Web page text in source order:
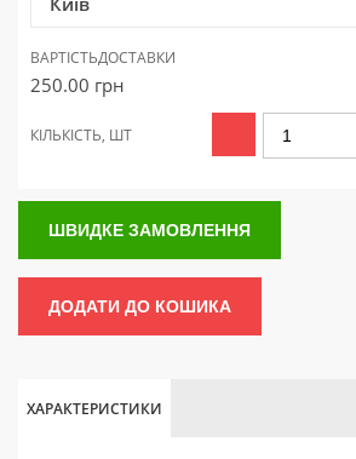
ВАРТІСТЬДОСТАВКИ
250.00 грн
КІЛЬКІСТЬ, ШТ
ШВИДКЕ ЗАМОВЛЕННЯ
ДОДАТИ ДО КОШИКА
ХАРАКТЕРИСТИКИ